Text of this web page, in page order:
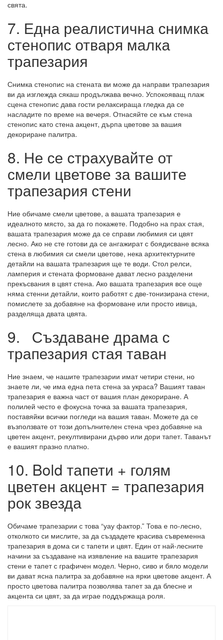
свята.
7. Една реалистична снимка
стенопис отваря малка
трапезария
Снимка стенопис на стената ви може да направи трапезария
ви да изглежда сякаш продължава вечно. Успокояващ плаж
сцена стенопис дава гости релаксираща гледка да се
насладите по време на вечеря. Отнасяйте се към стена
стенопис като стена акцент, дърпа цветове за вашия
декориране палитра.
8. Не се страхувайте от
смели цветове за вашите
трапезария стени
Ние обичаме смели цветове, а вашата трапезария е
идеалното място, за да го покажете. Подобно на прах стая,
вашата трапезария може да се справи любимия си цвят
лесно. Ако не сте готови да се ангажират с боядисване всяка
стена в любимия си смели цветове, нека архитектурните
детайли на вашата трапезария ще те води. Стол релси,
ламперия и стената формоване дават лесно разделени
прекъсвания в цвят стена. Ако вашата трапезария все още
няма стенни детайли, които работят с две-тонизирана стени,
помислете за добавяне на формоване или просто ивица,
разделяща двата цвята.
9. Създаване драма с
трапезария стая таван
Ние знаем, че нашите трапезарии имат четири стени, но
знаете ли, че има една пета стена за украса? Вашият таван
трапезария е важна част от вашия план декориране. А
полилей често е фокусна точка за вашата трапезария,
поставяйки всички погледи на вашия таван. Можете да се
възползвате от този допълнителен стена чрез добавяне на
цветен акцент, рекултивирани дърво или дори тапет. Таванът
е вашият празно платно.
10. Bold тапети + голям
цветен акцент = трапезария
рок звезда
Обичаме трапезарии с това “уау фактор.” Това е по-лесно,
отколкото си мислите, за да създадете красива съвременна
трапезария в дома си с тапети и цвят. Един от най-лесните
начини за създаване на изявление на вашите трапезария
стени е тапет с графичен модел. Черно, сиво и бяло модели
ви дават ясна палитра за добавяне на ярки цветове акцент. А
просто цветова палитра позволява тапет за да блесне и
акцента си цвят, за да играе поддържаща роля.